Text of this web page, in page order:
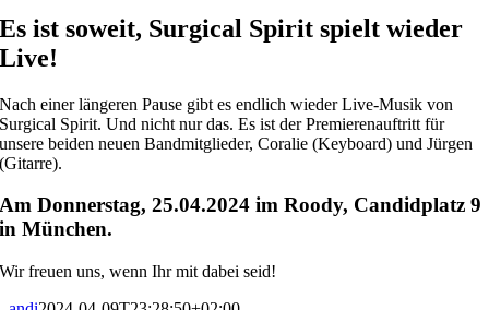
Es ist soweit, Surgical Spirit spielt wieder
Live!
Nach einer längeren Pause gibt es endlich wieder Live-Musik von
Surgical Spirit. Und nicht nur das. Es ist der Premierenauftritt für
unsere beiden neuen Bandmitglieder, Coralie (Keyboard) und Jürgen
(Gitarre).
Am Donnerstag, 25.04.2024 im Roody, Candidplatz 9
in München.
Wir freuen uns, wenn Ihr mit dabei seid!